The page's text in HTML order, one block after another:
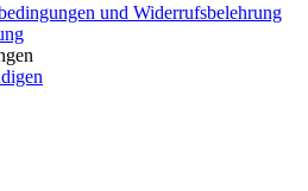
und Widerrufsbelehrung